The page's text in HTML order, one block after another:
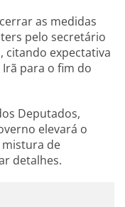
as medidas
pelo secretário
citando expectativa
para o fim do
Deputados,
elevará o
de
detalhes.